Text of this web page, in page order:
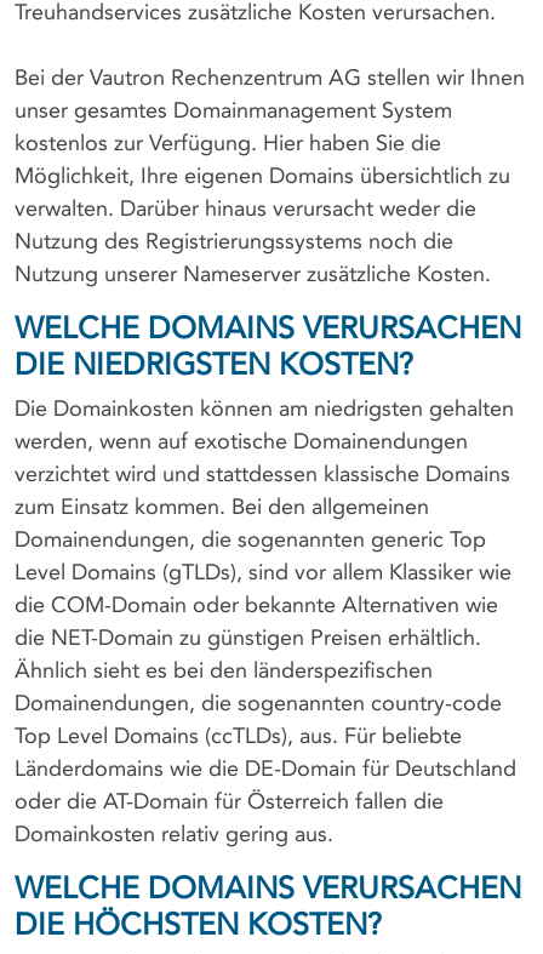
Treuhandservices zusätzliche Kosten verursachen.
Bei der Vautron Rechenzentrum AG stellen wir Ihnen
unser gesamtes Domainmanagement System
kostenlos zur Verfügung. Hier haben Sie die
Möglichkeit, Ihre eigenen Domains übersichtlich zu
verwalten. Darüber hinaus verursacht weder die
Nutzung des Registrierungssystems noch die
Nutzung unserer Nameserver zusätzliche Kosten.
WELCHE DOMAINS VERURSACHEN
DIE NIEDRIGSTEN KOSTEN?
Die Domainkosten können am niedrigsten gehalten
werden, wenn auf exotische Domainendungen
verzichtet wird und stattdessen klassische Domains
zum Einsatz kommen. Bei den allgemeinen
Domainendungen, die sogenannten generic Top
Level Domains (gTLDs), sind vor allem Klassiker wie
die COM-Domain oder bekannte Alternativen wie
die NET-Domain zu günstigen Preisen erhältlich.
Ähnlich sieht es bei den länderspezifischen
Domainendungen, die sogenannten country-code
Top Level Domains (ccTLDs), aus. Für beliebte
Länderdomains wie die DE-Domain für Deutschland
oder die AT-Domain für Österreich fallen die
Domainkosten relativ gering aus.
WELCHE DOMAINS VERURSACHEN
DIE HÖCHSTEN KOSTEN?